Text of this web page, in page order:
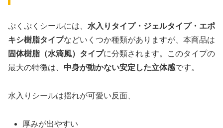
ぷくぷくシールには、 水入りタイプ・ジェルタイプ・エポ
キシ樹脂タイプなどいくつか種類がありますが、本商品は
固体樹脂（水滴風）タイプに分類されます。このタイプの
最大の特徴は、 中身が動かない安定した立体感です。
水入りシールは揺れが可愛い反面、
厚みが出やすい